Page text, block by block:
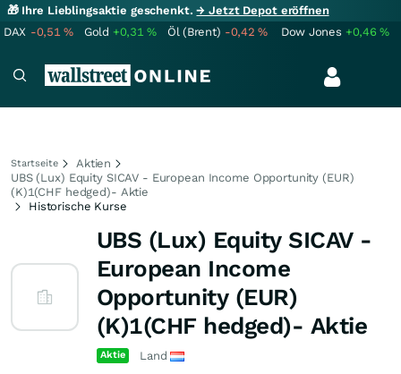
🎁 Ihre Lieblingsaktie geschenkt.→ Jetzt Depot eröffnen
DAX -0,51% Gold +0,31% Öl (Brent) -0,42% Dow Jones +0,46%
Startseite
Aktien
UBS (Lux) Equity SICAV - European Income Opportunity (EUR)
(K)1(CHF hedged)- Aktie
Historische Kurse
UBS (Lux) Equity SICAV -
European Income
Opportunity (EUR)
(K)1(CHF hedged)- Aktie
Aktie Land